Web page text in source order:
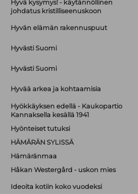
Hyvä kysymys! - käytännöllinen
johdatus kristilliseenuskoon
Hyvän elämän rakennuspuut
Hyvästi Suomi
Hyvästi Suomi
Hyvää arkea ja kohtaamisia
Hyökkäyksen edellä - Kaukopartio
Kannaksella kesällä 1941
Hyönteiset tutuksi
HÄMÄRÄN SYLISSÄ
Hämäränmaa
Håkan Westergård - uskon mies
Ideoita kotiin koko vuodeksi